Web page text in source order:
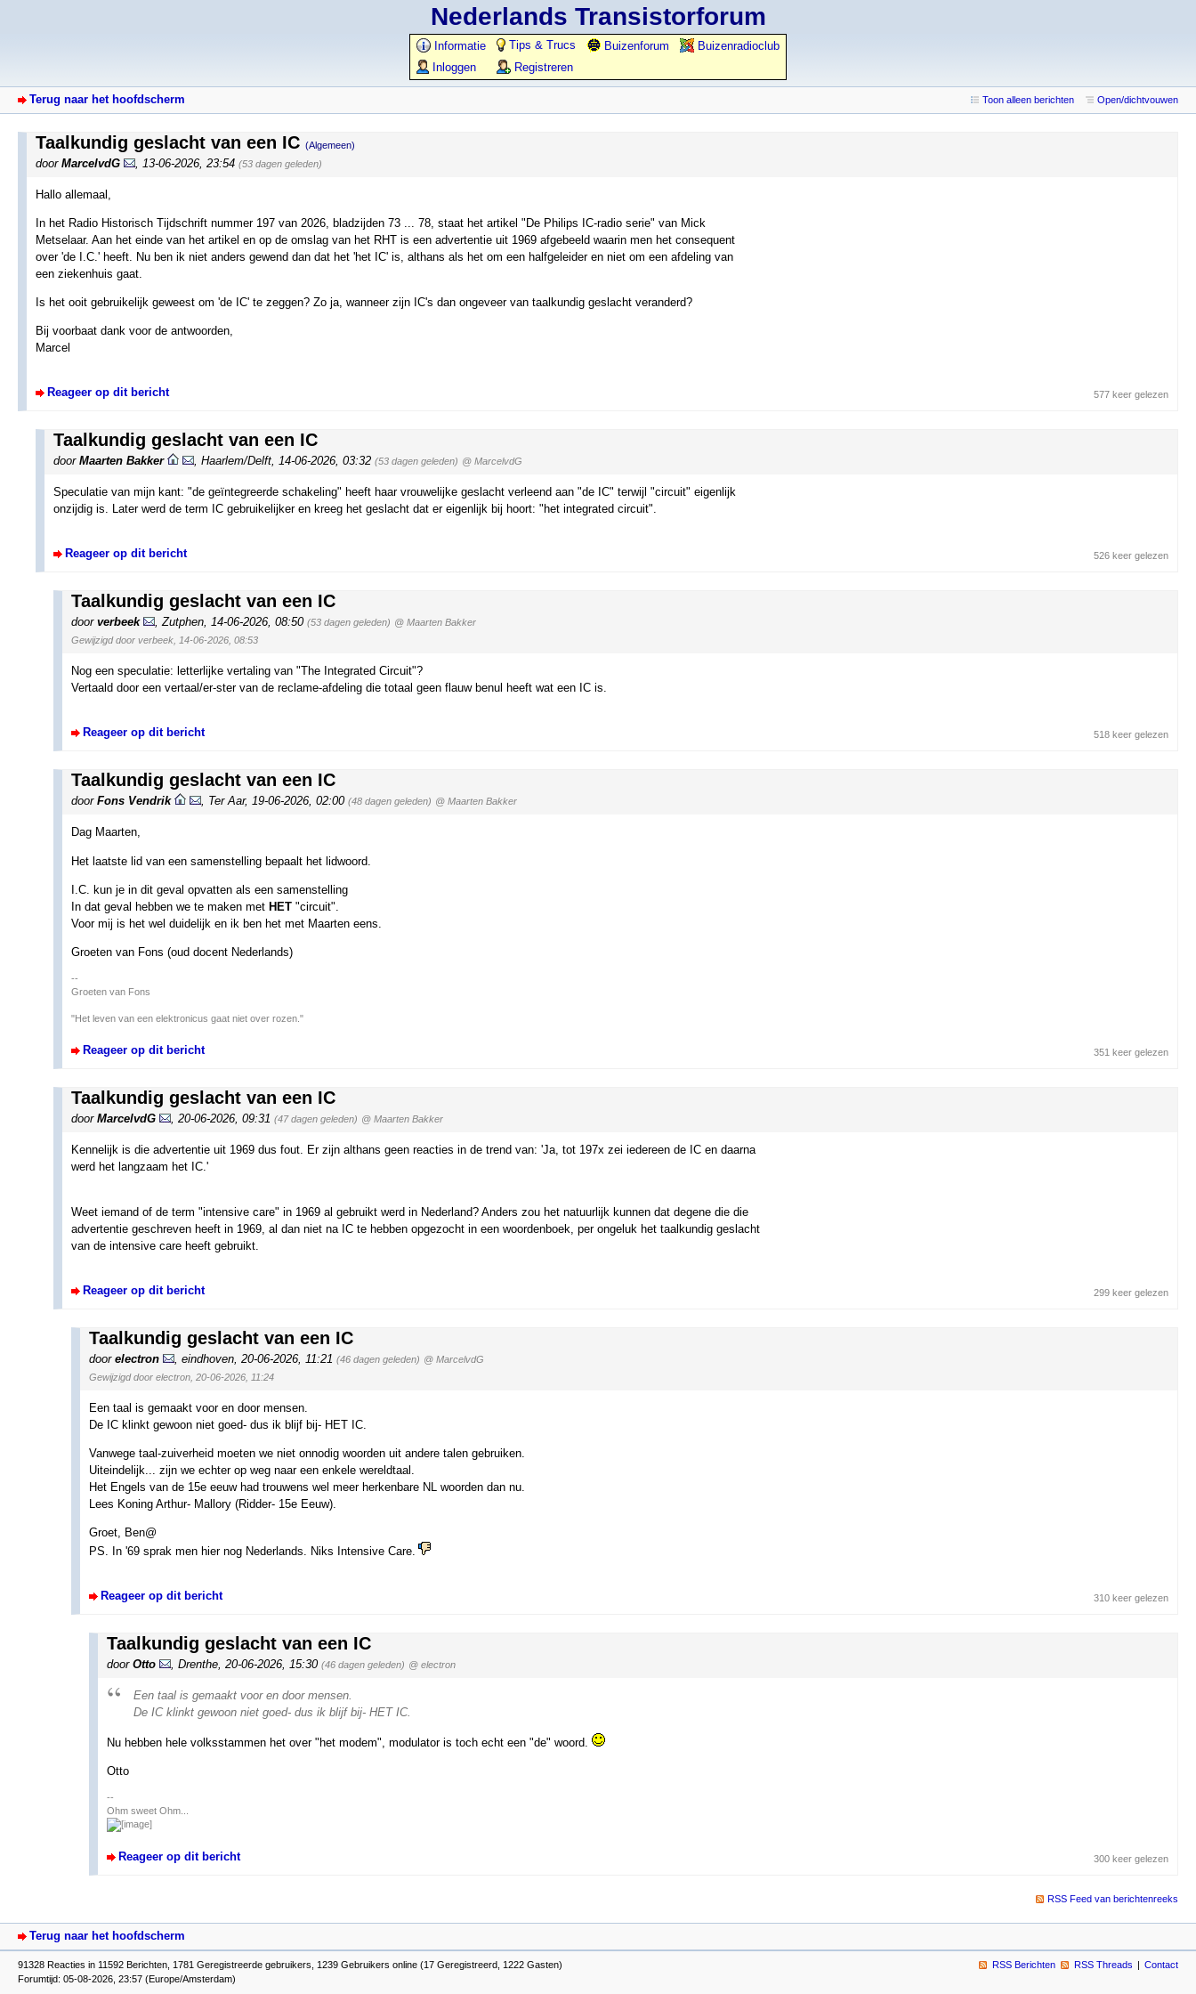
Nederlands Transistorforum
Informatie Tips & Trucs Buizenforum
Buizenradioclub
Inloggen
Registreren
Terug naar het hoofdscherm Toon alleen berichten Open/dichtvouwen
Taalkundig geslacht van een IC (Algemeen)
door MarcelvdG 13-06-2026, 23:54 (53 dagen geleden)
Hallo allemaal,
In het Radio Historisch Tijdschrift nummer 197 van 2026, bladzijden 73 ... 78, staat het artikel "De Philips IC-radio serie" van Mick
Metselaar. Aan het einde van het artikel en op de omslag van het RHT is een advertentie uit 1969 afgebeeld waarin men het consequent
over 'de I.C.' heeft. Nu ben ik niet anders gewend dan dat het 'het IC' is, althans als het om een halfgeleider en niet om een afdeling van
een ziekenhuis gaat.
Is het ooit gebruikelijk geweest om 'de IC' te zeggen? Zo ja, wanneer zijn IC's dan ongeveer van taalkundig geslacht veranderd?
Bij voorbaat dank voor de antwoorden,
Marcel
Reageer op dit bericht 577 keer gelezen
Taalkundig geslacht van een IC
door Maarten Bakker , Haarlem/Delft, 14-06-2026, 03:32 (53 dagen geleden) @ MarcelvdG
Speculatie van mijn kant: "de geïntegreerde schakeling" heeft haar vrouwelijke geslacht verleend aan "de IC" terwijl "circuit" eigenlijk
onzijdig is. Later werd de term IC gebruikelijker en kreeg het geslacht dat er eigenlijk bij hoort: "het integrated circuit".
Reageer op dit bericht 526 keer gelezen
Taalkundig geslacht van een IC
door verbeek ,Zutphen, 14-06-2026, 08:50 (53 dagen geleden) @ Maarten Bakker
Gewijzigd door verbeek, 14-06-2026, 08:53
Nog een speculatie: letterlijke vertaling van "The Integrated Circuit"?
Vertaald door een vertaal/er-ster van de reclame-afdeling die totaal geen flauw benul heeft wat een IC is.
Reageer op dit bericht 518 keer gelezen
Taalkundig geslacht van een IC
door Fons Vendrik , Ter Aar, 19-06-2026, 02:00 (48 dagen geleden) @ Maarten Bakker
Dag Maarten,
Het laatste lid van een samenstelling bepaalt het lidwoord.
I.C. kun je in dit geval opvatten als een samenstelling
In dat geval hebben we te maken met HET "circuit".
Voor mij is het wel duidelijk en ik ben het met Maarten eens.
Groeten van Fons (oud docent Nederlands)
--
Groeten van Fons
"Het leven van een elektronicus gaat niet over rozen."
Reageer op dit bericht 351 keer gelezen
Taalkundig geslacht van een IC
door MarcelvdG 20-06-2026, 09:31 (47 dagen geleden) @ Maarten Bakker
Kennelijk is die advertentie uit 1969 dus fout. Er zijn althans geen reacties in de trend van: 'Ja, tot 197x zei iedereen de IC en daarna
werd het langzaam het IC.'
Weet iemand of de term "intensive care" in 1969 al gebruikt werd in Nederland? Anders zou het natuurlijk kunnen dat degene die die
advertentie geschreven heeft in 1969, al dan niet na IC te hebben opgezocht in een woordenboek, per ongeluk het taalkundig geslacht
van de intensive care heeft gebruikt.
Reageer op dit bericht 299 keer gelezen
Taalkundig geslacht van een IC
door electron , eindhoven, 20-06-2026, 11:21 (46 dagen geleden) @ MarcelvdG
Gewijzigd door electron, 20-06-2026, 11:24
Een taal is gemaakt voor en door mensen.
De IC klinkt gewoon niet goed- dus ik blijf bij- HET IC.
Vanwege taal-zuiverheid moeten we niet onnodig woorden uit andere talen gebruiken.
Uiteindelijk... zijn we echter op weg naar een enkele wereldtaal.
Het Engels van de 15e eeuw had trouwens wel meer herkenbare NL woorden dan nu.
Lees Koning Arthur- Mallory (Ridder- 15e Eeuw).
Groet, Ben@
PS. In '69 sprak men hier nog Nederlands. Niks Intensive Care.
Reageer op dit bericht 310 keer gelezen
Taalkundig geslacht van een IC
door Otto , Drenthe, 20-06-2026, 15:30 (46 dagen geleden) @ electron
Een taal is gemaakt voor en door mensen.
De IC klinkt gewoon niet goed- dus ik blijf bij- HET IC.
Nu hebben hele volksstammen het over "het modem", modulator is toch echt een "de" woord.
Otto
--
Ohm sweet Ohm...
Reageer op dit bericht 300 keer gelezen
RSS Feed van berichtenreeks
Terug naar het hoofdscherm
91328 Reacties in 11592 Berichten, 1781 Geregistreerde gebruikers, 1239 Gebruikers online (17 Geregistreerd, 1222 Gasten)
Forumtijd: 05-08-2026, 23:57 (Europe/Amsterdam)
RSS Berichten RSS Threads Contact